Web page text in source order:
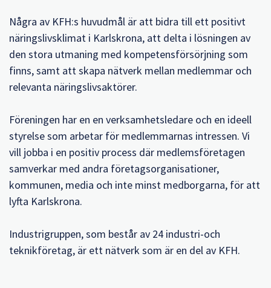
Några av KFH:s huvudmål är att bidra till ett positivt
näringslivsklimat i Karlskrona, att delta i lösningen av
den stora utmaning med kompetensförsörjning som
finns, samt att skapa nätverk mellan medlemmar och
relevanta näringslivsaktörer.
Föreningen har en en verksamhetsledare och en ideell
styrelse som arbetar för medlemmarnas intressen. Vi
vill jobba i en positiv process där medlemsföretagen
samverkar med andra företagsorganisationer,
kommunen, media och inte minst medborgarna, för att
lyfta Karlskrona.
Industrigruppen, som består av 24 industri-och
teknikföretag, är ett nätverk som är en del av KFH.